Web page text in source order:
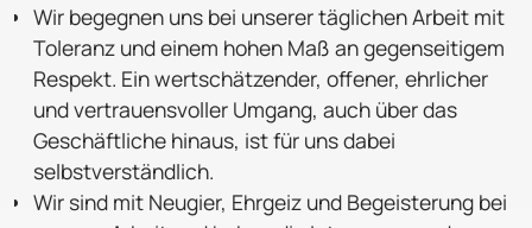
Wir begegnen uns bei unserer täglichen Arbeit mit
Toleranz und einem hohen Maß an gegenseitigem
Respekt. Ein wertschätzender, offener, ehrlicher
und vertrauensvoller Umgang, auch über das
Geschäftliche hinaus, ist für uns dabei
selbstverständlich.
Wir sind mit Neugier, Ehrgeiz und Begeisterung bei